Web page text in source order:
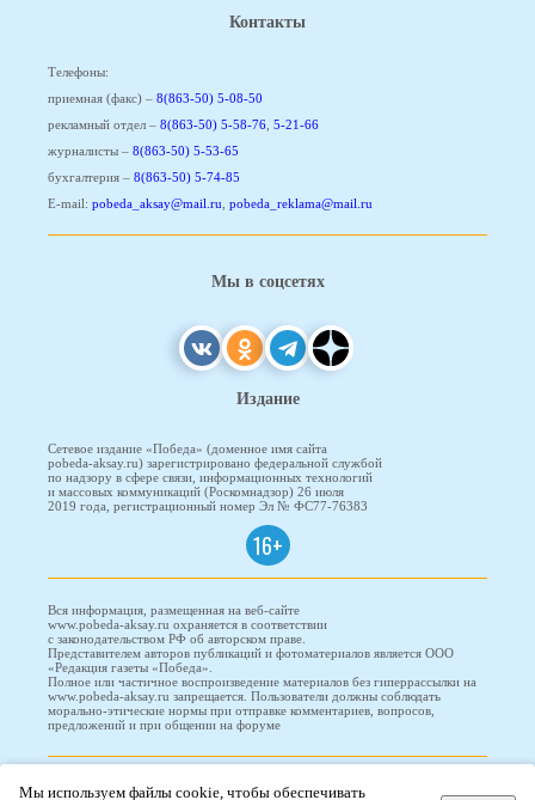
Контакты
Телефоны:
приемная (факс) – 8(863-50) 5-08-50
рекламный отдел – 8(863-50) 5-58-76, 5-21-66
журналисты – 8(863-50) 5-53-65
бухгалтерия – 8(863-50) 5-74-85
E-mail: pobeda_aksay@mail.ru, pobeda_reklama@mail.ru
Мы в соцсетях
Издание
Сетевое издание «Победа» (доменное имя сайта
pobeda-aksay.ru) зарегистрировано федеральной службой
по надзору в сфере связи, информационных технологий
и массовых коммуникаций (Роскомнадзор) 26 июля
2019 года, регистрационный номер Эл № ФС77-76383
16+
Вся информация, размещенная на веб-сайте
www.pobeda-aksay.ru охраняется в соответствии
с законодательством РФ об авторском праве.
Представителем авторов публикаций и фотоматериалов является ООО
«Редакция газеты «Победа».
Полное или частичное воспроизведение материалов без гиперрассылки на
www.pobeda-aksay.ru запрещается. Пользователи должны соблюдать
морально-этические нормы при отправке комментариев, вопросов,
предложений и при общении на форуме
ПОБЕДА © 2010-2026
Мы используем файлы cookie, чтобы обеспечивать